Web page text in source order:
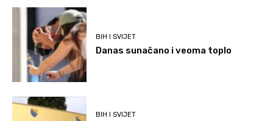
BIH I SVIJET
Danas sunačano i veoma toplo
BIH I SVIJET